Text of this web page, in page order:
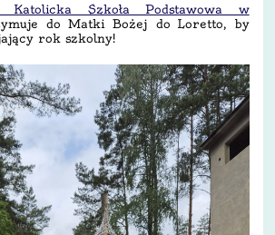
Katolicka Szkoła Podstawowa w
do Matki Bożej do Loretto, by
rok szkolny!